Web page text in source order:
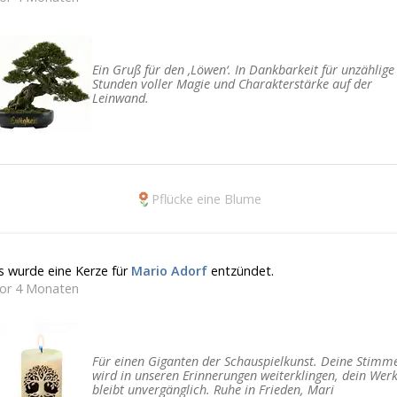
Ein Gruß für den ‚Löwen‘. In Dankbarkeit für unzählige
Stunden voller Magie und Charakterstärke auf der
Leinwand.
Pflücke eine Blume
wurde eine Kerze für Mario Adorf entzündet.
4 Monaten
Für einen Giganten der Schauspielkunst. Deine
wird in unseren Erinnerungen weiterklingen, dein Werk
bleibt unvergänglich. Ruhe in Frieden, Mari